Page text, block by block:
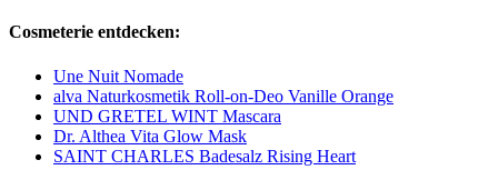
Cosmeterie entdecken:
Une Nuit Nomade
alva Naturkosmetik Roll-on-Deo Vanille Orange
UND GRETEL WINT Mascara
Dr. Althea Vita Glow Mask
SAINT CHARLES Badesalz Rising Heart